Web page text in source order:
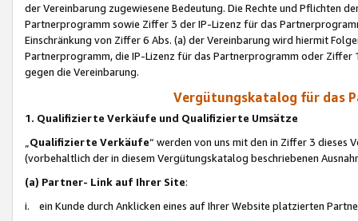
der Vereinbarung zugewiesene Bedeutung. Die Rechte und Pflichten
Partnerprogramm sowie Ziffer 3 der IP-Lizenz für das
Einschränkung von Ziffer 6 Abs. (a) der Vereinbarung wird hiermit
Partnerprogramm, die IP-Lizenz für das Partnerprogramm oder
gegen die Vereinbarung.
Vergütungskatalog für das
1. Qualifizierte Verkäufe und Qualifizierte Umsätze
Qualifizierte Verkäufe“ werden von uns mit den in Ziffer 3
(vorbehaltlich der in diesem Vergütungskatalog beschriebenen
(a) Partner- Link auf Ihrer Site:
i. ein Kunde durch Anklicken eines auf Ihrer Website platzierten